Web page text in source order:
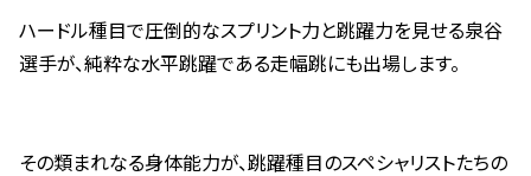
ハードル種目で圧倒的なスプリント力と跳躍力を見せる泉谷
選手が、純粋な水平跳躍である走幅跳にも出場します。
その類まれなる身体能力が、跳躍種目のスペシャリストたちの